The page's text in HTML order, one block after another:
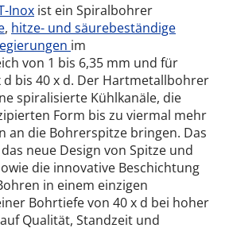
Inox ist ein Spiralbohrer
, hitze- und säurebeständige
im
von 1 bis 6,35 mm und für
d bis 40 x d. Der Hartmetallbohrer
spiralisierte Kühlkanäle, die
Form bis zu viermal mehr
an die Bohrerspitze bringen. Das
neue Design von Spitze und
die innovative Beschichtung
in einem einzigen
Bohrtiefe von 40 x d bei hoher
Qualität, Standzeit und